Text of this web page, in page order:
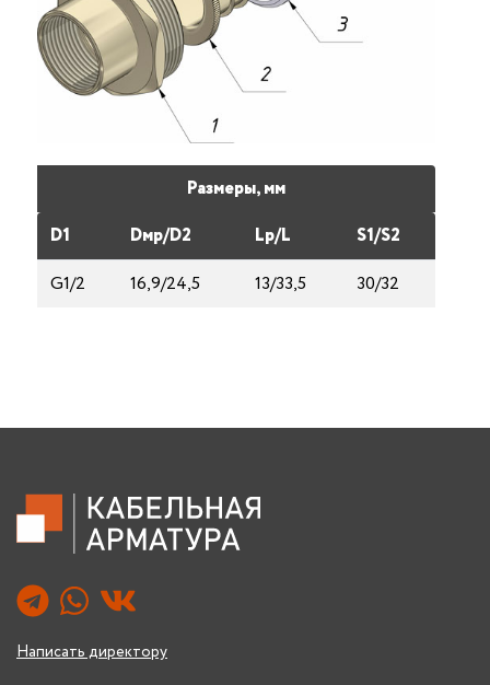
Размеры, мм
D1
Dмp/D2 Lp/L
S1/S2
G1/2
16,9/24,5 13/33,5 30/32
Написать директору